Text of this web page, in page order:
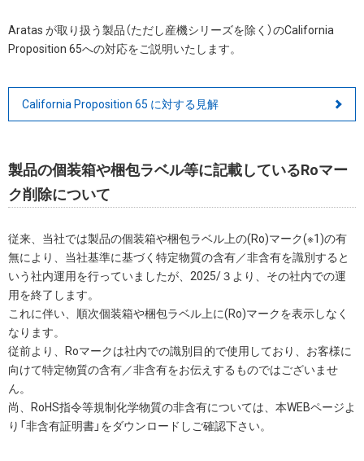
Aratas が取り扱う製品（ただし産機シリーズを除く）のCalifornia
Proposition 65への対応をご説明いたします。
California Proposition 65 に対する見解
製品の個装箱や梱包ラベル等に記載しているRoマー
ク削除について
従来、当社では製品の個装箱や梱包ラベル上の(Ro)マーク(※1)の有
無により、当社基準に基づく特定物質の含有／非含有を識別すると
いう社内運用を行っていましたが、2025/３より、その社内での運
用を終了します。
これに伴い、順次個装箱や梱包ラベル上に(Ro)マークを表示しなく
なります。
従前より、Roマークは社内での識別目的で使用しており、お客様に
向けて特定物質の含有／非含有をお伝えするものではございませ
ん。
尚、RoHS指令等規制化学物質の非含有については、本WEBページよ
り「非含有証明書」をダウンロードしご確認下さい。